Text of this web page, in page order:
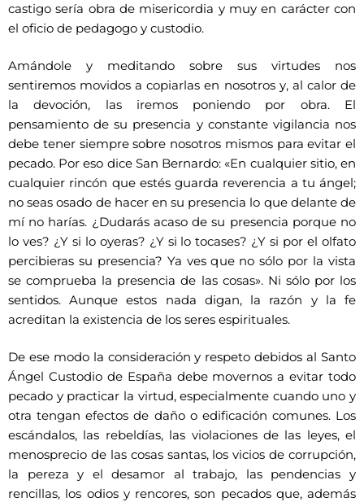
castigo sería obra de misericordia y muy en carácter con
el oficio de pedagogo y custodio.
Amándole y meditando sobre sus virtudes nos
sentiremos movidos a copiarlas en nosotros y, al calor de
la devoción, las iremos poniendo por obra. El
pensamiento de su presencia y constante vigilancia nos
debe tener siempre sobre nosotros mismos para evitar el
pecado. Por eso dice San Bernardo: «En cualquier sitio, en
cualquier rincón que estés guarda reverencia a tu ángel;
no seas osado de hacer en su presencia lo que delante de
mí no harías. ¿Dudarás acaso de su presencia porque no
lo ves? ¿Y si lo oyeras? ¿Y si lo tocases? ¿Y si por el olfato
percibieras su presencia? Ya ves que no sólo por la vista
se comprueba la presencia de las cosas». Ni sólo por los
sentidos. Aunque estos nada digan, la razón y la fe
acreditan la existencia de los seres espirituales.
De ese modo la consideración y respeto debidos al Santo
Ángel Custodio de España debe movernos a evitar todo
pecado y practicar la virtud, especialmente cuando uno y
otra tengan efectos de daño o edificación comunes. Los
escándalos, las rebeldías, las violaciones de las leyes, el
menosprecio de las cosas santas, los vicios de corrupción,
la pereza y el desamor al trabajo, las pendencias y
rencillas, los odios y rencores, son pecados que, además